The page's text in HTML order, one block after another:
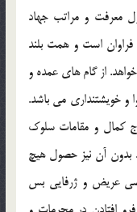
معرفت و مراتب جهاد
است و همت بلند
از گام هاي عمده و
و خويشتنداري مي باشد.
کمال و مقامات سلوک
بدون آن نيز حصول هيچ
عريض و ژرفايي بس